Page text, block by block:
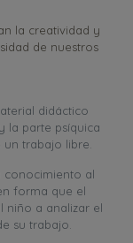
la creatividad y
de nuestros
didáctico
la parte psíquica
trabajo libre.
conocimiento al
forma que el
niño a analizar el
su trabajo.